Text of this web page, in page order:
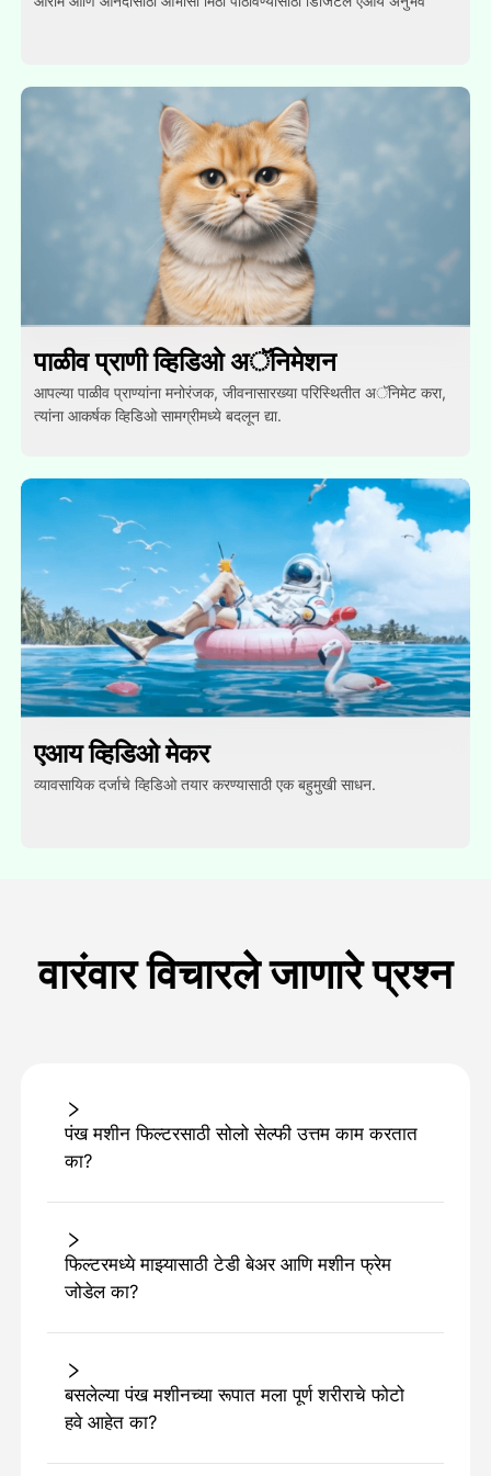
पाळीव प्राणी व्हिडिओ अॅनिमेशन
आपल्या पाळीव प्राण्यांना मनोरंजक, जीवनासारख्या परिस्थितीत अॅनिमेट करा,
त्यांना आकर्षक व्हिडिओ सामग्रीमध्ये बदलून द्या.
एआय व्हिडिओ मेकर
व्यावसायिक दर्जाचे व्हिडिओ तयार करण्यासाठी एक बहुमुखी साधन.
वारंवार विचारले जाणारे प्रश्न
पंख मशीन फिल्टरसाठी सोलो सेल्फी उत्तम काम करतात
का?
फिल्टरमध्ये माझ्यासाठी टेडी बेअर आणि मशीन फ्रेम
जोडेल का?
बसलेल्या पंख मशीनच्या रूपात मला पूर्ण शरीराचे फोटो
हवे आहेत का?